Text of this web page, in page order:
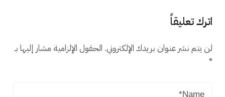
اترك تعليقاً
لن يتم نشر عنوان بريدك الإلكتروني. الحقول الإلزامية مشار إليها بـ
*